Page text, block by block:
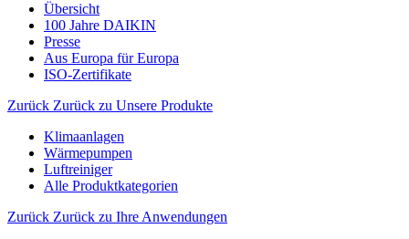
Übersicht
100 Jahre DAIKIN
Presse
Aus Europa für Europa
ISO-Zertifikate
Zurück Zurück zu Unsere Produkte
Klimaanlagen
Wärmepumpen
Luftreiniger
Alle Produktkategorien
Zurück Zurück zu Ihre Anwendungen